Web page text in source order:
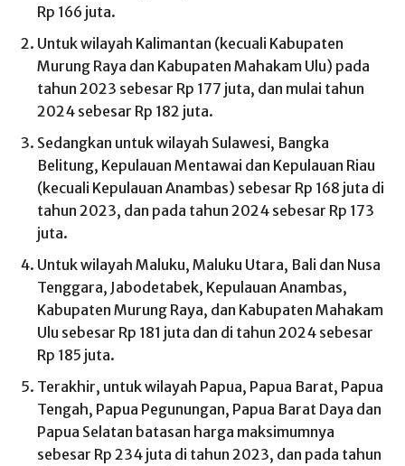
Rp 166 juta.
Untuk wilayah Kalimantan (kecuali Kabupaten
Murung Raya dan Kabupaten Mahakam Ulu) pada
tahun 2023 sebesar Rp 177 juta, dan mulai tahun
2024 sebesar Rp 182 juta.
Sedangkan untuk wilayah Sulawesi, Bangka
Belitung, Kepulauan Mentawai dan Kepulauan Riau
(kecuali Kepulauan Anambas) sebesar Rp 168 juta di
tahun 2023, dan pada tahun 2024 sebesar Rp 173
juta.
Untuk wilayah Maluku, Maluku Utara, Bali dan Nusa
Tenggara, Jabodetabek, Kepulauan Anambas,
Kabupaten Murung Raya, dan Kabupaten Mahakam
Ulu sebesar Rp 181 juta dan di tahun 2024 sebesar
Rp 185 juta.
Terakhir, untuk wilayah Papua, Papua Barat, Papua
Tengah, Papua Pegunungan, Papua Barat Daya dan
Papua Selatan batasan harga maksimumnya
sebesar Rp 234 juta di tahun 2023, dan pada tahun